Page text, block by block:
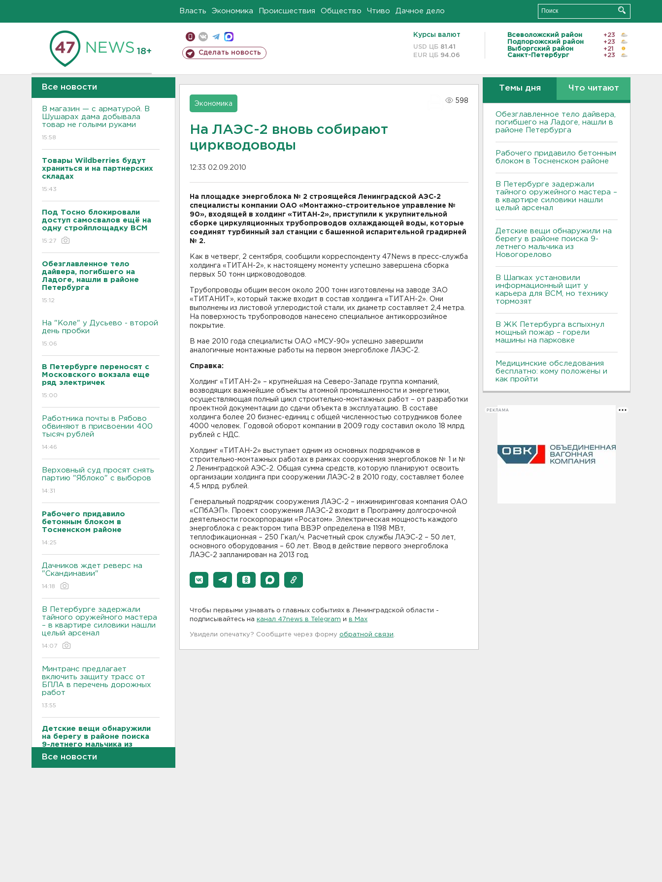
Власть Экономика Происшествия Общество Чтиво Дачное дело
18+ Сделать новость
Курсы валют
USD ЦБ 81.41
EUR ЦБ 94.06
Всеволожский район
+23
Подпорожский район
+23
Выборгский район
+21
Санкт-Петербург
+23
Все новости
В магазин — с арматурой. В
Шушарах дама добывала
товар не голыми руками
15:58
Товары Wildberries будут
храниться и на партнерских
складах
15:43
Под Тосно блокировали
доступ самосвалов ещё на
одну стройплощадку ВСМ
15:27
Обезглавленное тело
дайвера, погибшего на
Ладоге, нашли в районе
Петербурга
15:12
На "Коле" у Дусьево - второй
день пробки
15:06
В Петербурге переносят с
Московского вокзала еще
ряд электричек
15:00
Работника почты в Рябово
обвиняют в присвоении 400
тысяч рублей
14:46
Верховный суд просят снять
партию "Яблоко" с выборов
14:31
Рабочего придавило
бетонным блоком в
Тосненском районе
14:25
Дачников ждет реверс на
"Скандинавии"
14:18
В Петербурге задержали
тайного оружейного мастера
– в квартире силовики нашли
целый арсенал
14:07
Минтранс предлагает
включить защиту трасс от
БПЛА в перечень дорожных
работ
13:55
Детские вещи обнаружили
на берегу в районе поиска
9-летнего мальчика из
Новогорелово
Все новости
Экономика
598
На ЛАЭС-2 вновь собирают
циркводоводы
12:33 02.09.2010
На площадке энергоблока № 2 строящейся Ленинградской АЭС-2
специалисты компании ОАО «Монтажно-строительное управление №
90», входящей в холдинг «ТИТАН-2», приступили к укрупнительной
сборке циркуляционных трубопроводов охлаждающей воды, которые
соединят турбинный зал станции с башенной испарительной градирней
№ 2.
Как в четверг, 2 сентября, сообщили корреспонденту 47News в пресс-служба
холдинга «ТИТАН-2», к настоящему моменту успешно завершена сборка
первых 50 тонн цирководоводов.
Трубопроводы общим весом около 200 тонн изготовлены на заводе ЗАО
«ТИТАНИТ», который также входит в состав холдинга «ТИТАН-2». Они
выполнены из листовой углеродистой стали, их диаметр составляет 2,4 метра.
На поверхность трубопроводов нанесено специальное антикоррозийное
покрытие.
В мае 2010 года специалисты ОАО «МСУ-90» успешно завершили
аналогичные монтажные работы на первом энергоблоке ЛАЭС-2.
Справка:
Холдинг «ТИТАН-2» – крупнейшая на Северо-Западе группа компаний,
возводящих важнейшие объекты атомной промышленности и энергетики,
осуществляющая полный цикл строительно-монтажных работ – от разработки
проектной документации до сдачи объекта в эксплуатацию. В составе
холдинга более 20 бизнес-единиц с общей численностью сотрудников более
4000 человек. Годовой оборот компании в 2009 году составил около 18 млрд.
рублей с НДС.
Холдинг «ТИТАН-2» выступает одним из основных подрядчиков в
строительно-монтажных работах в рамках сооружения энергоблоков № 1 и №
2 Ленинградской АЭС-2. Общая сумма средств, которую планируют освоить
организации холдинга при сооружении ЛАЭС-2 в 2010 году, составляет более
4,5 млрд. рублей.
Генеральный подрядчик сооружения ЛАЭС-2 – инжиниринговая компания ОАО
«СПбАЭП». Проект сооружения ЛАЭС-2 входит в Программу долгосрочной
деятельности госкорпорации «Росатом». Электрическая мощность каждого
энергоблока с реактором типа ВВЭР определена в 1198 МВт,
теплофикационная – 250 Гкал/ч. Расчетный срок службы ЛАЭС-2 – 50 лет,
основного оборудования – 60 лет. Ввод в действие первого энергоблока
ЛАЭС-2 запланирован на 2013 год.
Чтобы первыми узнавать о главных событиях в Ленинградской области -
подписывайтесь на канал 47news в Telegram и в Maх
Увидели опечатку? Сообщите через форму обратной связи
Темы дня Что читают
Обезглавленное тело дайвера,
погибшего на Ладоге, нашли в
районе Петербурга
Рабочего придавило бетонным
блоком в Тосненском районе
В Петербурге задержали
тайного оружейного мастера –
в квартире силовики нашли
целый арсенал
Детские вещи обнаружили на
берегу в районе поиска 9-
летнего мальчика из
Новогорелово
В Шапках установили
информационный щит у
карьера для ВСМ, но технику
тормозят
В ЖК Петербурга вспыхнул
мощный пожар – горели
машины на парковке
Медицинские обследования
бесплатно: кому положены и
как пройти
РЕКЛАМА